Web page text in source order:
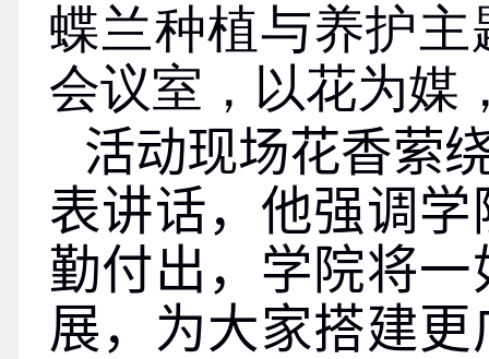
蝶兰种植与养护
会议室，以花为媒
活动现场花香萦
表讲话，他强调
勤付出，学院将
展，为大家搭建